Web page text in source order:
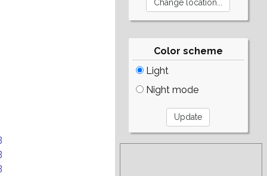
Color scheme
Light
Night mode